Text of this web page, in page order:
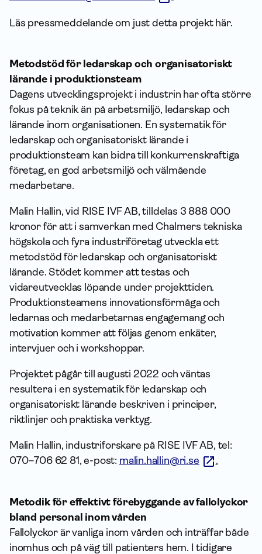
Läs pressmeddelande om just detta projekt här.
Metodstöd för ledarskap och organisatoriskt
lärande i produktionsteam
Dagens utvecklingsprojekt i industrin har ofta större
fokus på teknik än på arbetsmiljö, ledarskap och
lärande inom organisationen. En systematik för
ledarskap och organisatoriskt lärande i
produktionsteam kan bidra till konkurrenskraftiga
företag, en god arbetsmiljö och välmående
medarbetare.
Malin Hallin, vid RISE IVF AB, tilldelas 3 888 000
kronor för att i samverkan med Chalmers tekniska
högskola och fyra industriföretag utveckla ett
metodstöd för ledarskap och organisatoriskt
lärande. Stödet kommer att testas och
vidareutvecklas löpande under projekttiden.
Produktionsteamens innovationsförmåga och
ledarnas och medarbetarnas engagemang och
motivation kommer att följas genom enkäter,
intervjuer och i workshoppar.
Projektet pågår till augusti 2022 och väntas
resultera i en systematik för ledarskap och
organisatoriskt lärande beskriven i principer,
riktlinjer och praktiska verktyg.
Malin Hallin, industriforskare på RISE IVF AB, tel:
070–706 62 81, e-post: malin.hallin@ri.se .
Metodik för effektivt förebyggande av fallolyckor
bland personal inom vården
Fallolyckor är vanliga inom vården och inträffar både
inomhus och på väg till patienters hem. I tidigare